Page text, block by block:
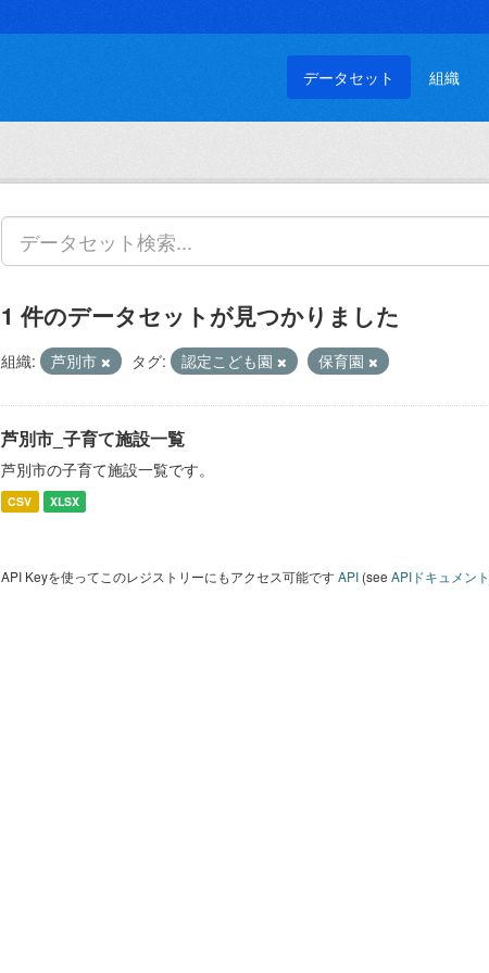
データセット 組織
1 件のデータセットが見つかりました
組織: 芦別市 タグ: 認定こども園 保育園
芦別市_子育て施設一覧
芦別市の子育て施設一覧です。
CSV XLSX
API Keyを使ってこのレジストリーにもアクセス可能ですAPI (see APIドキュメント